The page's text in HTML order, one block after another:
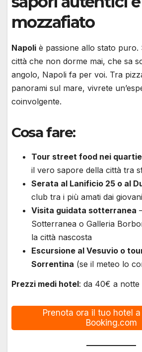
mozzafiato
Napoli è passione allo stato puro.
città che non dorme mai, che sa
angolo, Napoli fa per voi. Tra
panorami sul mare, vivrete
coinvolgente.
Cosa fare:
Tour street food nei
il vero sapore della città tra
Serata al Lanificio 25 o al
club tra i più amati dai
Visita guidata sotterranea
Sotterranea o Galleria
la città nascosta
Escursione al Vesuvio o
Sorrentina (se il meteo lo
Prezzi medi hotel: da 40€ a
Prenota ora il tuo hotel
Booking.com